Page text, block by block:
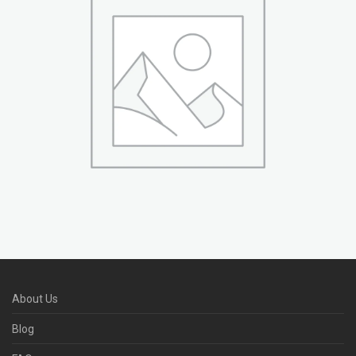
About Us
Blog